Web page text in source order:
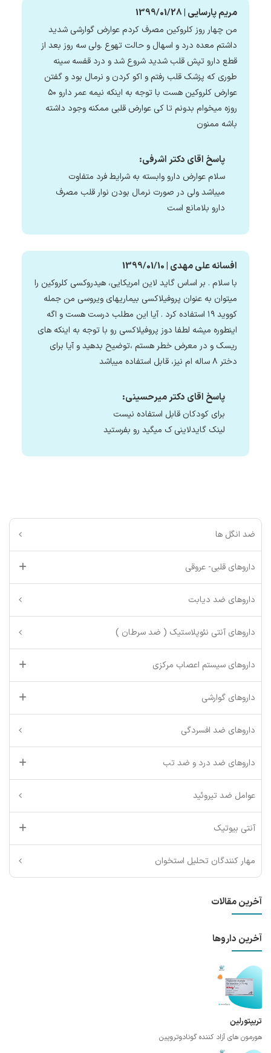
مریم پارسایی | 1399/01/28
من چهار روز کلروکین مصرف کردم عوارض گوارشی شدید
داشتم معده درد و اسهال و حالت تهوع .ولی سه روز بعد از
قطع دارو تپش قلب شدید شروع شد و درد قفسه سینه
طوری که پزشک قلب رفتم و اکو کردن و نرمال بود و گفتن
عوارض کلروکین هست با توجه به اینکه نیمه عمر دارو ۵۰
روزه میخوام بدونم تا کی عوارض قلبی ممکنه وجود داشته
باشه ممنون
پاسخ اقای دکتر اشرفی:
سلام عوارض دارو وابسته به شرایط فرد متفاوت
میباشد ولی در صورت نرمال بودن نوار قلب مصرف
دارو بلامانع است
افسانه علی مهدی | 1399/01/10
با سلام . بر اساس گاید لاین امریکایی، هیدروکسی کلروکین را
میتوان به عنوان پروفیلاکسی بیماریهای ویروسی من جمله
کووید ۱۹ استفاده کرد . آیا این مطلب درست هست و اگه
اینطوره میشه لطفا دوز پروفیلاکسی رو با توجه به اینکه های
ریسک و در معرض خطر هستم ،توضیح بدهید و آیا برای
دختر ۸ ساله ام نیز، قابل استفاده میباشد
پاسخ اقای دکتر میرحسینی:
برای کودکان قابل استفاده نیست
لینک گایدلاینی ک میگید رو بفرستید
ضد انگل ها
داروهای قلبی- عروقی
داروهای ضد دیابت
داروهای آنتی نئوپلاستیک ( ضد سرطان )
داروهای سیستم اعصاب مرکزی
داروهای گوارشی
داروهای ضد افسردگی
داروهای ضد درد و ضد تب
عوامل ضد تیروئید
آنتی بیوتیک
مهار کنندگان تحلیل استخوان
آخرین مقالات
آخرین داروها
تریپتورلین
هورمون های آزاد کننده گونادوتروپین